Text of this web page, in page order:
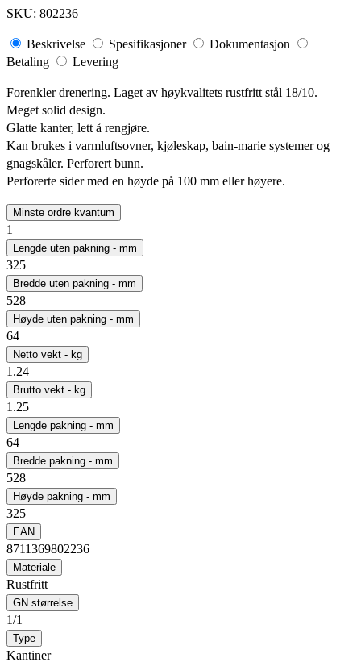
SKU: 802236
Beskrivelse Spesifikasjoner
Dokumentasjon
Betaling
Levering
Forenkler drenering. Laget av høykvalitets rustfritt stål 18/10.
Meget solid design.
Glatte kanter, lett å rengjøre.
Kan brukes i varmluftsovner, kjøleskap, bain-marie systemer og
gnagskåler. Perforert bunn.
Perforerte sider med en høyde på 100 mm eller høyere.
Minste ordre kvantum
1
Lengde uten pakning - mm
325
Bredde uten pakning - mm
528
Høyde uten pakning - mm
64
Netto vekt - kg
1.24
Brutto vekt - kg
1.25
Lengde pakning - mm
64
Bredde pakning - mm
528
Høyde pakning - mm
325
EAN
8711369802236
Materiale
Rustfritt
GN størrelse
1/1
Type
Kantiner